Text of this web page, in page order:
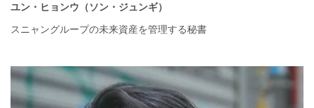
ユン・ヒョンウ（ソン・ジュンギ）
スニャングループの未来資産を管理する秘書